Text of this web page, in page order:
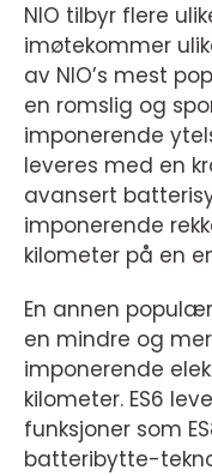
NIO tilbyr flere
imøtekommer
av NIO’s mest
en romslig og
imponerende
leveres med en
avansert
imponerende
kilometer på en
En annen
en mindre og
imponerende
kilometer. ES6
funksjoner som
batteribytte-